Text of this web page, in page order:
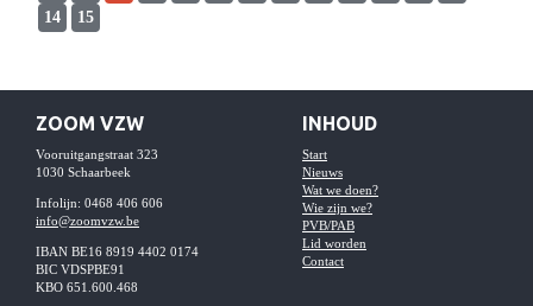
14
15
ZOOM VZW
Vooruitgangstraat 323
1030 Schaarbeek
Infolijn: 0468 406 606
info@zoomvzw.be
IBAN BE16 8919 4402 0174
BIC VDSPBE91
KBO 651.600.468
INHOUD
Start
Nieuws
Wat we doen?
Wie zijn we?
PVB/PAB
Lid worden
Contact